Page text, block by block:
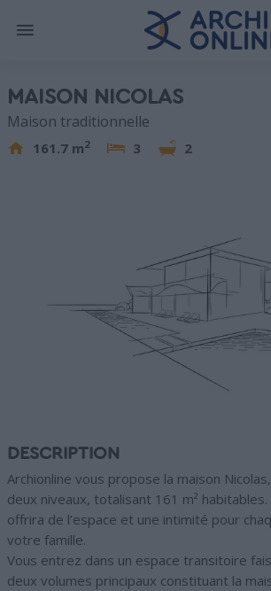
MAISON NICOLAS
Maison traditionnelle
161.7 m2 3 2
DESCRIPTION
Archionline vous propose la maison
deux niveaux, totalisant 161 m²
offrira de l’espace et une intimité pour
votre famille.
Vous entrez dans un espace transitoire
deux volumes principaux constituant la